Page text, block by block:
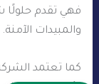
فهي تقدم حلولًا
والمبيدات الآمنة.
كما تعتمد